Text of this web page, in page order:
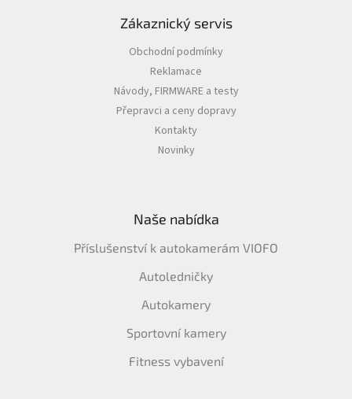
Zákaznický servis
Obchodní podmínky
Reklamace
Návody, FIRMWARE a testy
Přepravci a ceny dopravy
Kontakty
Novinky
Naše nabídka
Příslušenství k autokamerám VIOFO
Autoledničky
Autokamery
Sportovní kamery
Fitness vybavení